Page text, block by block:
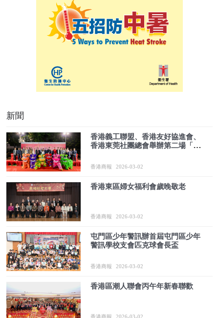
新聞
香港義工聯盟、香港友好協進會、
香港東莞社團總會舉辦第二場「新
香港商報 2026-03-02
香港東區婦女福利會歲晚敬老
香港商報 2026-03-02
屯門區少年警訊辦首屆屯門區少年
警訊學校支會匹克球會長盃
香港商報 2026-03-02
香港區潮人聯會丙午年新春聯歡
香港商報 2026-03-02